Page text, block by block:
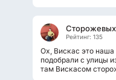
Рейтинг: 135
Ох, Вискас это наша
подобрали с улицы
там Вискасом